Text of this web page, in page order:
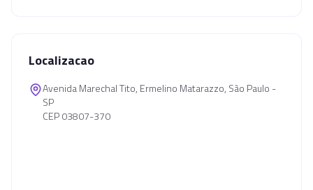
Localizacao
Avenida Marechal Tito, Ermelino Matarazzo, São Paulo -
SP
CEP 03807-370